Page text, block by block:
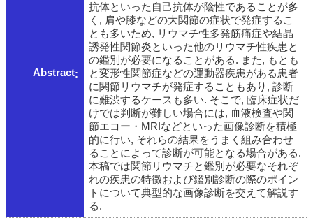
Abstract
抗体といった自己抗体が陰性であることが多
く, 肩や膝などの大関節の症状で発症するこ
とも多いため, リウマチ性多発筋痛症や結晶
誘発性関節炎といった他のリウマチ性疾患と
の鑑別が必要になることがある. また, もとも
と変形性関節症などの運動器疾患がある患者
に関節リウマチが発症することもあり, 診断
に難渋するケースも多い. そこで, 臨床症状だ
けでは判断が難しい場合には, 血液検査や関
節エコー・MRIなどといった画像診断を積極
的に行い, それらの結果をうまく組み合わせ
ることによって診断が可能となる場合がある.
本稿では関節リウマチと鑑別が必要なそれぞ
れの疾患の特徴および鑑別診断の際のポイン
トについて典型的な画像診断を交えて解説す
る.